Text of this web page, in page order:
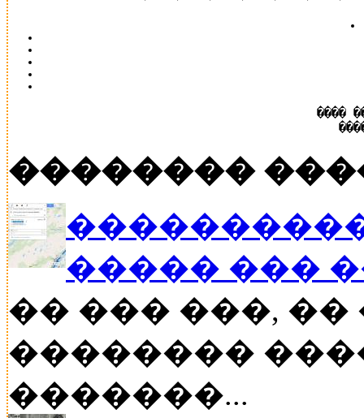
����
��������
����� ���
�� ��� ���,
��������
�������...